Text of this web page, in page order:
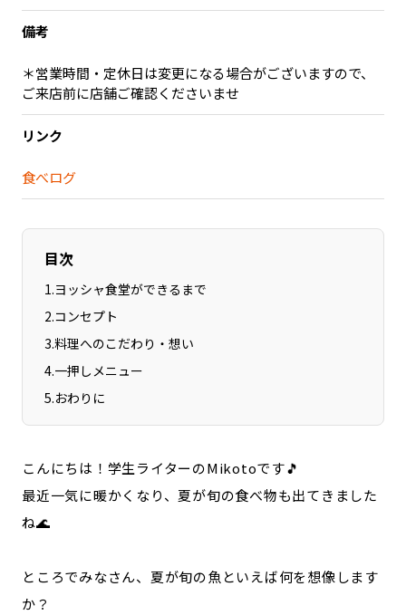
備考
＊営業時間・定休日は変更になる場合がございますので、
ご来店前に店舗ご確認くださいませ
リンク
食べログ
目次
1.ヨッシャ食堂ができるまで
2.コンセプト
3.料理へのこだわり・想い
4.一押しメニュー
5.おわりに
こんにちは！学生ライターのMikotoです🎵
最近一気に暖かくなり、夏が旬の食べ物も出てきました
ね🌊
ところでみなさん、夏が旬の魚といえば何を想像します
か？